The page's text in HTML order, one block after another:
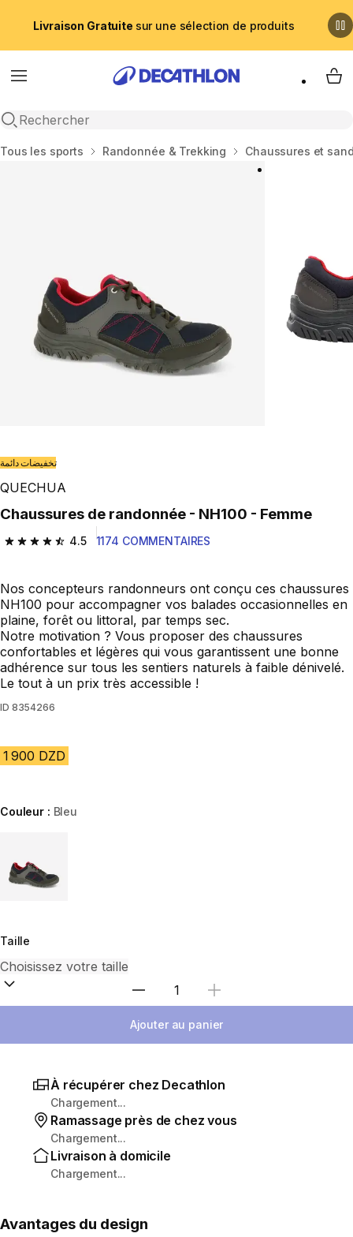
Livraison Gratuite sur une sélection de produits
Menu
Recherche ouverte
My
Accueil
Tous les sports Randonnée & Trekking Chaussures et
تخفيضات دائمة
QUECHUA
Chaussures de randonnée - NH100 - Femme
4.5
4.5 out of 5 stars from 1174 reviews
1174 COMMENTAIRES
Nos concepteurs randonneurs ont conçu ces chaussures
NH100 pour accompagner vos balades occasionnelles en
plaine, forêt ou littoral, par temps sec.
Notre motivation ? Vous proposer des chaussures
confortables et légères qui vous garantissent une bonne
adhérence sur tous les sentiers naturels à faible dénivelé.
Le tout à un prix très accessible !
ID 8354266
1 900 DZD
Couleur : Bleu
Taille
Sélectionnez la quantité
Ajouter au panier
À récupérer chez Decathlon
Chargement...
Ramassage près de chez vous
Chargement...
Livraison à domicile
Chargement...
Avantages du design